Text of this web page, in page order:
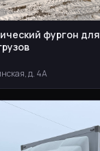
фургон
д. 4А